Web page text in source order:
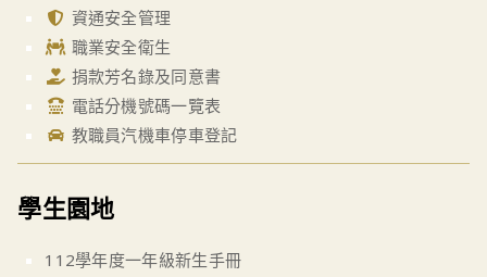
資通安全管理
職業安全衛生
捐款芳名錄及同意書
電話分機號碼一覽表
教職員汽機車停車登記
學生園地
112學年度一年級新生手冊